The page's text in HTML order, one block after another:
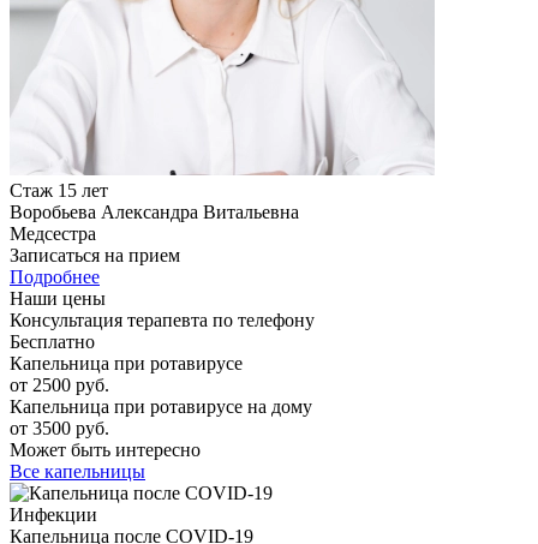
Стаж 15 лет
Воробьева Александра Витальевна
Медсестра
Записаться на прием
Подробнее
Наши цены
Консультация терапевта по телефону
Бесплатно
Капельница при ротавирусе
от 2500 руб.
Капельница при ротавирусе на дому
от 3500 руб.
Может быть интересно
Все капельницы
Инфекции
Капельница после COVID-19